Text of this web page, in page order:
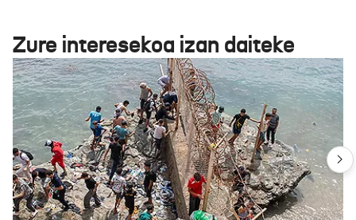
Zure interesekoa izan daiteke